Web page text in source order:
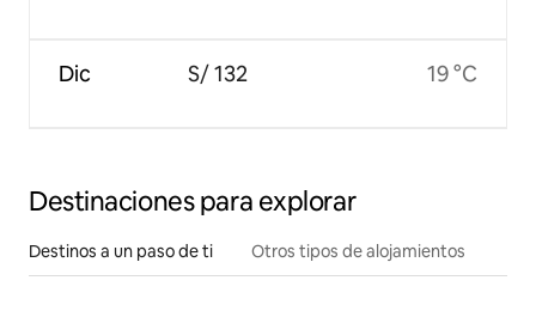
Dic S/ 132 19 °C
Destinaciones para explorar
Destinos a un paso de ti Otros tipos de alojamientos